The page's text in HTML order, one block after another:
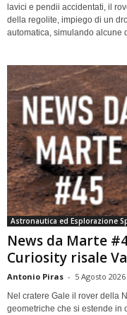
lavici e pendii accidentati, il
della regolite, impiego di un
automatica, simulando alcune
Astronautica ed Esplorazione
News da Marte
Curiosity risale
Antonio Piras - 5 Agosto 2026
Nel cratere Gale il rover della
geometriche che si estende in